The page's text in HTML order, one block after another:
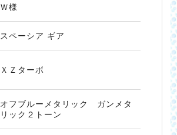
Ｗ様
スペーシア ギア
ＸＺターボ
オフブルーメタリック ガンメタ
リック２トーン